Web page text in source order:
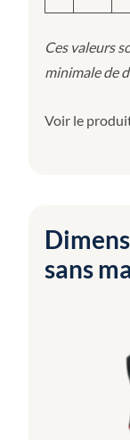
Ces valeurs
minimale de
Voir le
sans